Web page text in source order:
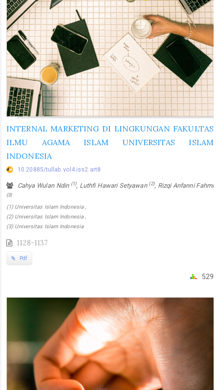
INTERNAL MARKETING DI LINGKUNGAN FAKULTAS
ILMU AGAMA ISLAM UNIVERSITAS ISLAM
INDONESIA
10.20885/tullab.vol4.iss2.art8
Cahya Wulan Ndin (1), Luthfi Hawari Setyawan (2), Rizqi Anfanni Fahmi
(3)
(1) Universitas Islam Indonesia ,
(2) Universitas Islam Indonesia ,
(3) Universitas Islam Indonesia
1128-1137
Pdf
529